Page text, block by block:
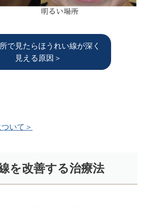
で見たらほうれい線が深く
見える原因＞
いて＞
を改善する治療法